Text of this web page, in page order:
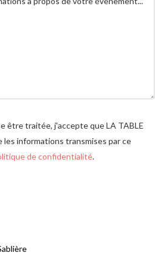
être traitée, j'accepte que LA TABLE
informations transmises par ce
de confidentialité.